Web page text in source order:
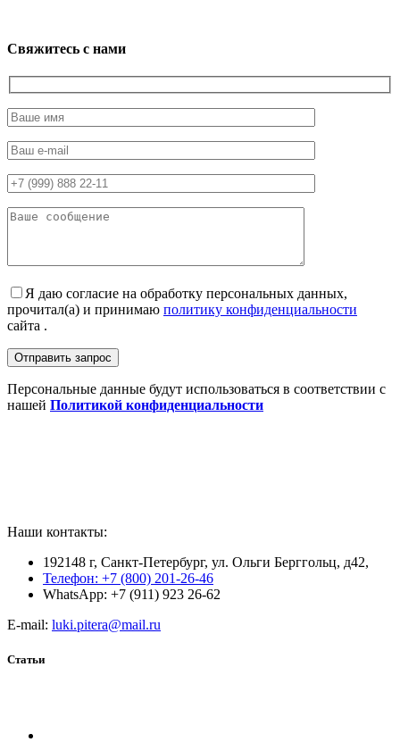
Свяжитесь с нами
Я даю согласие на обработку персональных данных,
прочитал(а) и принимаю политику конфиденциальности
сайта .
Персональные данные будут использоваться в соответствии с
нашей Политикой конфиденциальности
Наши контакты:
192148 г, Санкт-Петербург, ул. Ольги Берггольц, д42,
Телефон: +7 (800) 201-26-46
WhatsApp: +7 (911) 923 26-62
E-mail: luki.pitera@mail.ru
Статьи